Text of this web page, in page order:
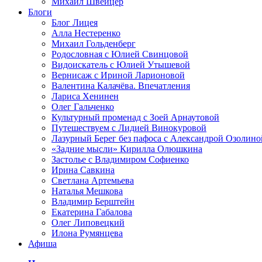
Блоги
Блог Лицея
Алла Нестеренко
Михаил Гольденберг
Родословная с Юлией Свинцовой
Видоискатель с Юлией Утышевой
Вернисаж с Ириной Ларионовой
Валентина Калачёва. Впечатления
Лариса Хенинен
Олег Гальченко
Культурный променад с Зоей Арнаутовой
Путешествуем с Лидией Винокуровой
Лазурный Берег без пафоса с Александрой
«Задние мысли» Кирилла Олюшкина
Застолье с Владимиром Софиенко
Ирина Савкина
Светлана Артемьева
Наталья Мешкова
Владимир Берштейн
Екатерина Габалова
Олег Липовецкий
Илона Румянцева
Афиша